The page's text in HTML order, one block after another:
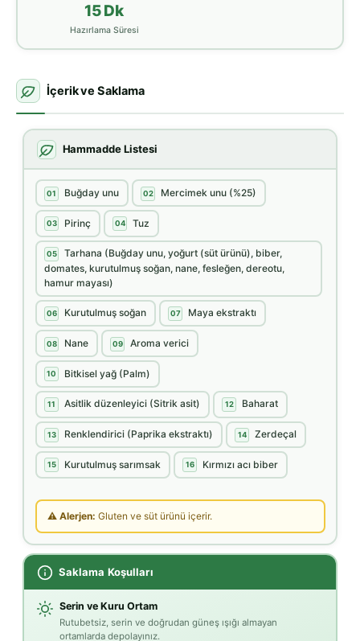
15 Dk
Hazırlama Süresi
İçerik ve Saklama
Hammadde Listesi
01 Buğday unu 02 Mercimek unu (%25)
03 Pirinç 04 Tuz
05
Tarhana (Buğday unu, yoğurt (süt ürünü), biber,
domates, kurutulmuş soğan, nane, fesleğen, dereotu,
hamur mayası)
06 Kurutulmuş soğan 07 Maya ekstraktı
08 Nane 09 Aroma verici
10 Bitkisel yağ (Palm)
11 Asitlik düzenleyici (Sitrik asit) 12 Baharat
13 Renklendirici (Paprika ekstraktı) 14 Zerdeçal
15 Kurutulmuş sarımsak 16 Kırmızı acı biber
⚠ Alerjen: Gluten ve süt ürünü içerir.
Saklama Koşulları
Serin ve Kuru Ortam
Rutubetsiz, serin ve doğrudan güneş ışığı almayan
ortamlarda depolayınız.